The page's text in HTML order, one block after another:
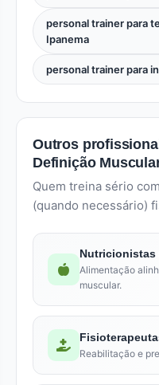
personal trainer para
Ipanema
personal trainer para
Outros
Definição
Quem treina sério
(quando necessário)
Nutricionistas
Alimentação
muscular.
Reabilitação e